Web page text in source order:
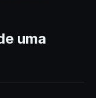
uma